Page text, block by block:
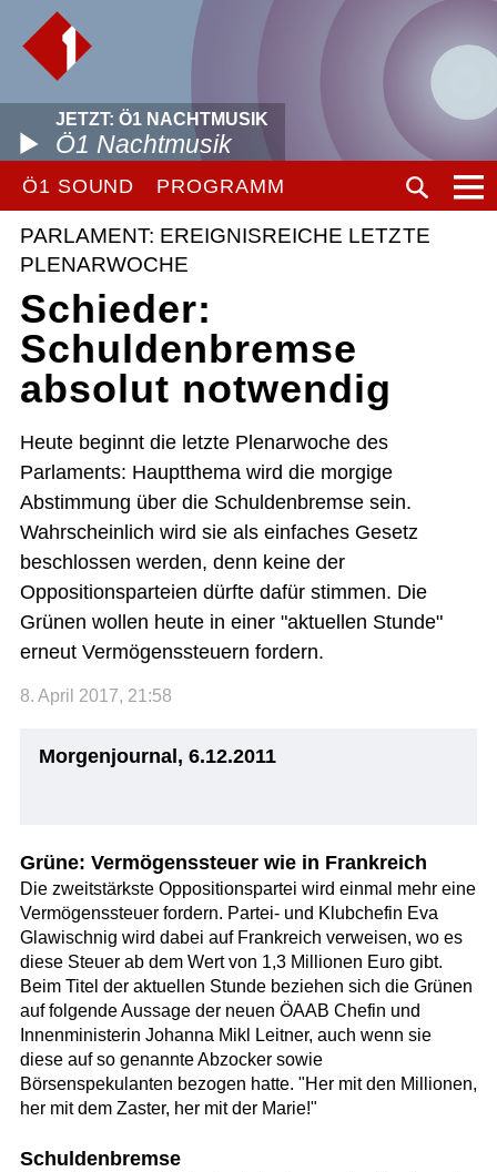
JETZT: Ö1 NACHTMUSIK
Ö1 Nachtmusik
Ö1 SOUND PROGRAMM
PARLAMENT: EREIGNISREICHE LETZTE
PLENARWOCHE
Schieder:
Schuldenbremse
absolut notwendig
Heute beginnt die letzte Plenarwoche des
Parlaments: Hauptthema wird die morgige
Abstimmung über die Schuldenbremse sein.
Wahrscheinlich wird sie als einfaches Gesetz
beschlossen werden, denn keine der
Oppositionsparteien dürfte dafür stimmen. Die
Grünen wollen heute in einer "aktuellen Stunde"
erneut Vermögenssteuern fordern.
8. April 2017, 21:58
Morgenjournal, 6.12.2011
Grüne: Vermögenssteuer wie in Frankreich
Die zweitstärkste Oppositionspartei wird einmal mehr eine
Vermögenssteuer fordern. Partei- und Klubchefin Eva
Glawischnig wird dabei auf Frankreich verweisen, wo es
diese Steuer ab dem Wert von 1,3 Millionen Euro gibt.
Beim Titel der aktuellen Stunde beziehen sich die Grünen
auf folgende Aussage der neuen ÖAAB Chefin und
Innenministerin Johanna Mikl Leitner, auch wenn sie
diese auf so genannte Abzocker sowie
Börsenspekulanten bezogen hatte. "Her mit den Millionen,
her mit dem Zaster, her mit der Marie!"
Schuldenbremse